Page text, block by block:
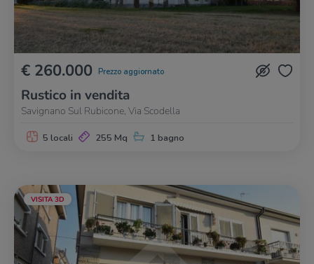
€ 260.000 Prezzo aggiornato
Rustico in vendita
Savignano Sul Rubicone, Via Scodella
5 locali 255 Mq 1 bagno
VISITA 3D